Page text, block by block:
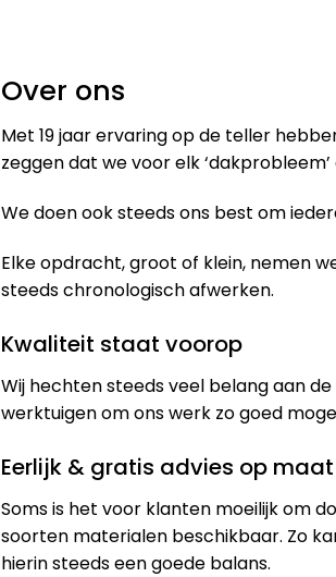
Over ons
Met 19 jaar ervaring op de teller
zeggen dat we voor elk
We doen ook steeds ons best om
Elke opdracht, groot of klein, nemen
steeds chronologisch afwerken.
Kwaliteit staat voorop
Wij hechten steeds veel belang aan
werktuigen om ons werk zo goed
Eerlijk & gratis advies op maat
Soms is het voor klanten moeilijk om
soorten materialen beschikbaar. Zo
hierin steeds een goede balans.